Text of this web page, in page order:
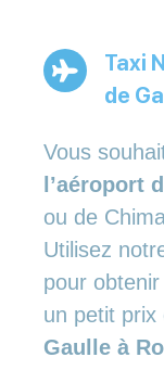
Taxi
de
Vous
l’aéroport
ou de
Utilisez
pour
un petit prix
Gaulle à